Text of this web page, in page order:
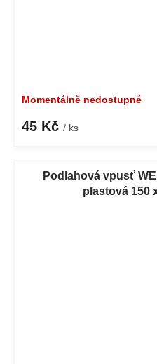
Momentálně nedostupné
45 Kč / ks
Podlahová vpusť
plastová 150